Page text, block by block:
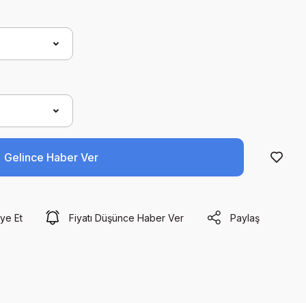
Gelince Haber Ver
Et Fiyatı Düşünce Haber Ver Paylaş